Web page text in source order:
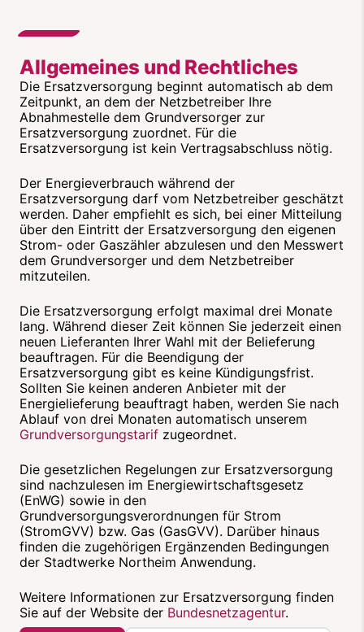
Allgemeines und Rechtliches
Die Ersatzversorgung beginnt automatisch ab dem
Zeitpunkt, an dem der Netzbetreiber Ihre
Abnahmestelle dem Grundversorger zur
Ersatzversorgung zuordnet. Für die
Ersatzversorgung ist kein Vertragsabschluss nötig.
Der Energieverbrauch während der
Ersatzversorgung darf vom Netzbetreiber geschätzt
werden. Daher empfiehlt es sich, bei einer Mitteilung
über den Eintritt der Ersatzversorgung den eigenen
Strom- oder Gaszähler abzulesen und den Messwert
dem Grundversorger und dem Netzbetreiber
mitzuteilen.
Die Ersatzversorgung erfolgt maximal drei Monate
lang. Während dieser Zeit können Sie jederzeit einen
neuen Lieferanten Ihrer Wahl mit der Belieferung
beauftragen. Für die Beendigung der
Ersatzversorgung gibt es keine Kündigungsfrist.
Sollten Sie keinen anderen Anbieter mit der
Energielieferung beauftragt haben, werden Sie nach
Ablauf von drei Monaten automatisch unserem
Grundversorgungstarif zugeordnet.
Die gesetzlichen Regelungen zur Ersatzversorgung
sind nachzulesen im Energiewirtschaftsgesetz
(EnWG) sowie in den
Grundversorgungsverordnungen für Strom
(StromGVV) bzw. Gas (GasGVV). Darüber hinaus
finden die zugehörigen Ergänzenden Bedingungen
der Stadtwerke Northeim Anwendung.
Weitere Informationen zur Ersatzversorgung finden
Sie auf der Website der Bundesnetzagentur.